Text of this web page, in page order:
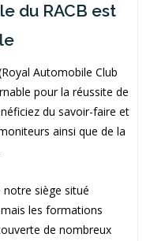
du RACB est
Automobile Club
pour la réussite de
du savoir-faire et
ainsi que de la
siège situé
les formations
de nombreux